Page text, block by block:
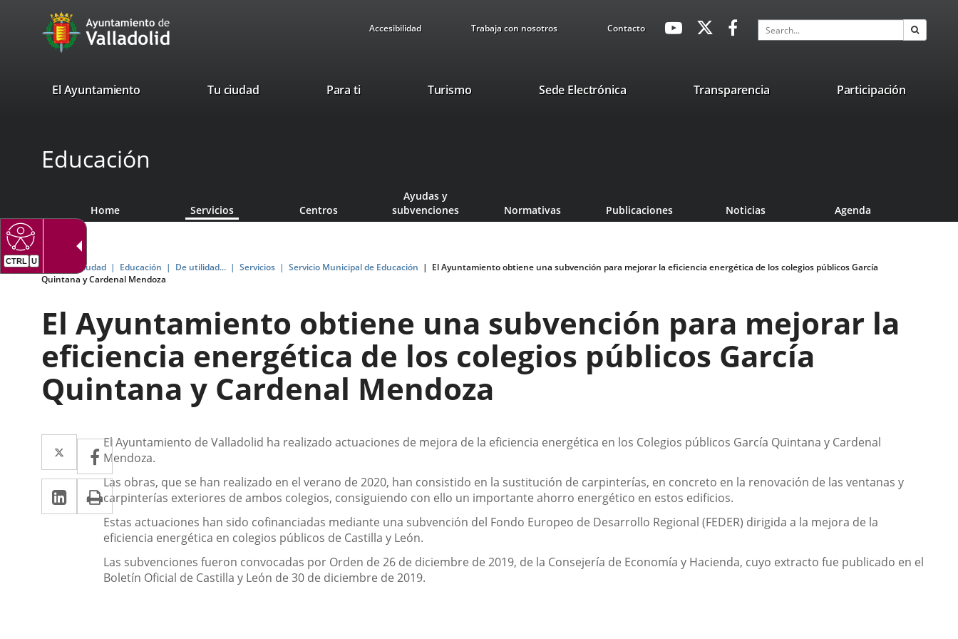
Portal
Web
Ayuntamiento
Valladolid
Accesibilidad Trabaja con nosotros ContactoavaHeaderSocial
Link
Link
application.
application.
Search
valladolid.es
El Ayuntamiento Tu ciudad Para ti TurismoThis
window.
Sede ElectrónicaLink
Transparencia Participación
Educación
Home Servicios Centros
Ayudas y
subvenciones
Normativas Publicaciones Noticias Agenda
Tu Ciudad Educación De utilidad... Servicios Servicio Municipal de Educación
El Ayuntamiento obtiene una subvención para mejorar la eficiencia energética de los colegios públicos García
Quintana y Cardenal Mendoza
El Ayuntamiento obtiene una subvención para mejorar la
eficiencia energética de los colegios públicos García
Quintana y Cardenal Mendoza
Twitter
Enlace
a
una
aplicación
externa.
Facebook
Enlace
a
una
aplicación
externa.
Linkedin
Enlace
a
aplicación
externa.
Print
Descripción
El Ayuntamiento de Valladolid ha realizado actuaciones de mejora de la eficiencia energética en los Colegios públicos García Quintana y Cardenal
Mendoza.
Las obras, que se han realizado en el verano de 2020, han consistido en la sustitución de carpinterías, en concreto en la renovación de las ventanas y
carpinterías exteriores de ambos colegios, consiguiendo con ello un importante ahorro energético en estos edificios.
Estas actuaciones han sido cofinanciadas mediante una subvención del Fondo Europeo de Desarrollo Regional (FEDER) dirigida a la mejora de la
eficiencia energética en colegios públicos de Castilla y León.
Las subvenciones fueron convocadas por Orden de 26 de diciembre de 2019, de la Consejería de Economía y Hacienda, cuyo extracto fue publicado en el
Boletín Oficial de Castilla y León de 30 de diciembre de 2019.